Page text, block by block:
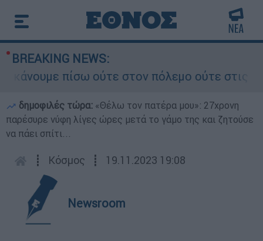
BREAKING NEWS:
πίσω ούτε στον πόλεμο ούτε στις
δημοφιλές τώρα: «Θέλω τον πατέρα μου»: 27χρονη
παρέσυρε νύφη λίγες ώρες μετά το γάμο της και ζητούσε
να πάει σπίτι...
┋ Κόσμος ┋ 19.11.2023 19:08
Newsroom